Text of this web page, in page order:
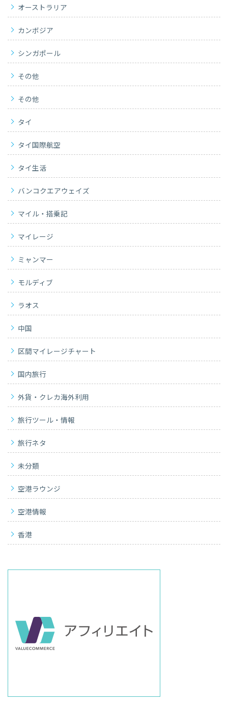
オーストラリア
カンボジア
シンガポール
その他
その他
タイ
タイ国際航空
タイ生活
バンコクエアウェイズ
マイル・搭乗記
マイレージ
ミャンマー
モルディブ
ラオス
中国
区間マイレージチャート
国内旅行
外貨・クレカ海外利用
旅行ツール・情報
旅行ネタ
未分類
空港ラウンジ
空港情報
香港